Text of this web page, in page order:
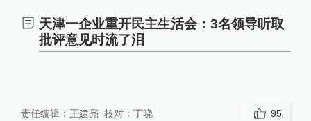
天津一企业重开民主生活会：3名领导听取
批评意见时流了泪
责任编辑： 王建亮 校对： 丁晓 95